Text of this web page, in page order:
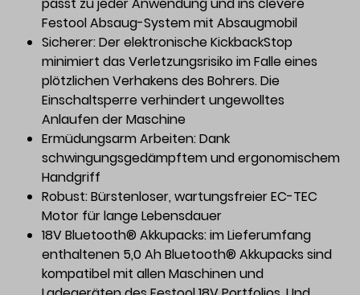
passt zu jeder Anwendung und ins clevere
Festool Absaug-System mit Absaugmobil
Sicherer: Der elektronische KickbackStop
minimiert das Verletzungsrisiko im Falle eines
plötzlichen Verhakens des Bohrers. Die
Einschaltsperre verhindert ungewolltes
Anlaufen der Maschine
Ermüdungsarm Arbeiten: Dank
schwingungsgedämpftem und ergonomischem
Handgriff
Robust: Bürstenloser, wartungsfreier EC-TEC
Motor für lange Lebensdauer
18V Bluetooth® Akkupacks: im Lieferumfang
enthaltenen 5,0 Ah Bluetooth® Akkupacks sind
kompatibel mit allen Maschinen und